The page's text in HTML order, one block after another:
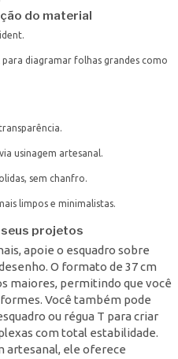
do material
diagramar folhas grandes como
usinagem artesanal.
sem chanfro.
limpos e minimalistas.
projetos
apoie o esquadro sobre
O formato de 37 cm
maiores, permitindo que você
Você também pode
ou régua T para criar
com total estabilidade.
artesanal, ele oferece